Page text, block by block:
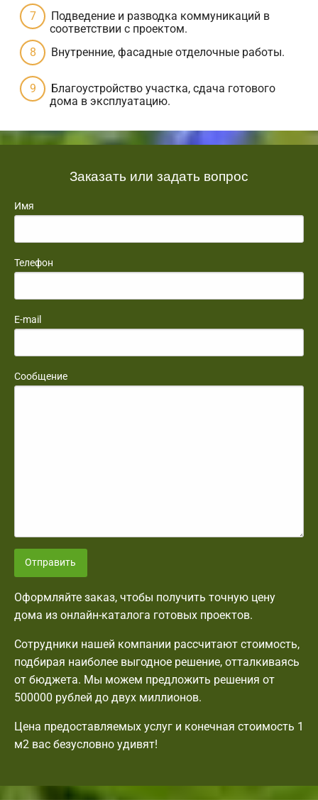
Подведение и разводка коммуникаций в
соответствии с проектом.
Внутренние, фасадные отделочные работы.
Благоустройство участка, сдача готового
дома в эксплуатацию.
Заказать или задать вопрос
Имя
Телефон
E-mail
Сообщение
Отправить
Оформляйте заказ, чтобы получить точную цену
дома из онлайн-каталога готовых проектов.
Сотрудники нашей компании рассчитают стоимость,
подбирая наиболее выгодное решение, отталкиваясь
от бюджета. Мы можем предложить решения от
500000 рублей до двух миллионов.
Цена предоставляемых услуг и конечная стоимость 1
м2 вас безусловно удивят!